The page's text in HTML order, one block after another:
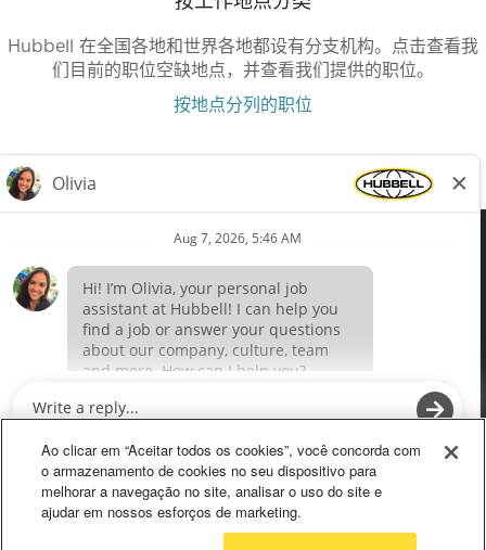
Hubbell 在全国各地和世界各地都设有分支机构。点击查看我
们目前的职位空缺地点，并查看我们提供的职位。
按地点分列的职位
Definições de cookies
新
项
卡
中
打
新
选
项
中
Ao clicar em “Aceitar todos os cookies”, você concorda com
o armazenamento de cookies no seu dispositivo para
melhorar a navegação no site, analisar o uso do site e
ajudar em nossos esforços de marketing.